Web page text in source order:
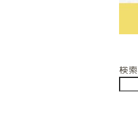
検索